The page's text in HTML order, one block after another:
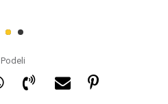
1 2
Podeli
i porudžbine